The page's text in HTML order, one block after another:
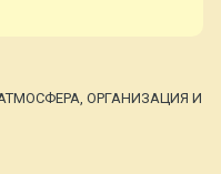
ОРГАНИЗАЦИЯ И